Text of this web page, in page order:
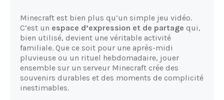
Minecraft est bien plus qu’un simple jeu vidéo.
C’est un espace d’expression et de partage qui,
bien utilisé, devient une véritable activité
familiale. Que ce soit pour une après-midi
pluvieuse ou un rituel hebdomadaire, jouer
ensemble sur un serveur Minecraft crée des
souvenirs durables et des moments de complicité
inestimables.